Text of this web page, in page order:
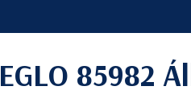
EGLO 85982